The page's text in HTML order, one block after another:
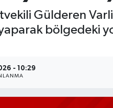
Gülderen
bölgedeki
- 10:29